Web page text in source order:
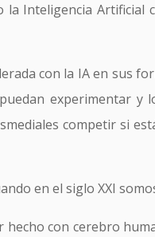
Inteligencia
con la IA en sus
experimentar y
competir si
en el siglo XXI
hecho con cerebro